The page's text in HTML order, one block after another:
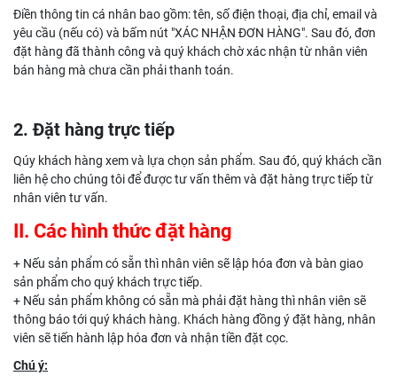
Điền thông tin cá nhân bao gồm: tên, số điện thoại, địa chỉ, email và
yêu cầu (nếu có) và bấm nút "XÁC NHẬN ĐƠN HÀNG". Sau đó, đơn
đặt hàng đã thành công và quý khách chờ xác nhận từ nhân viên
bán hàng mà chưa cần phải thanh toán.
2. Đặt hàng trực tiếp
Qúy khách hàng xem và lựa chọn sản phẩm. Sau đó, quý khách cần
liên hệ cho chúng tôi để được tư vấn thêm và đặt hàng trực tiếp từ
nhân viên tư vấn.
II. Các hình thức đặt hàng
+ Nếu sản phẩm có sẵn thì nhân viên sẽ lập hóa đơn và bàn giao
sản phẩm cho quý khách trực tiếp.
+ Nếu sản phẩm không có sẵn mà phải đặt hàng thì nhân viên sẽ
thông báo tới quý khách hàng. Khách hàng đồng ý đặt hàng, nhân
viên sẽ tiến hành lập hóa đơn và nhận tiền đặt cọc.
Chú ý: